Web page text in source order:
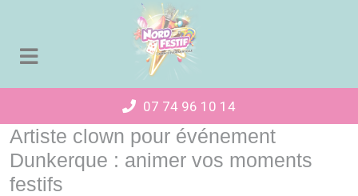
07 74 96 10 14
Artiste clown pour événement
Dunkerque : animer vos moments
festifs
Panneau de gestion des cookies